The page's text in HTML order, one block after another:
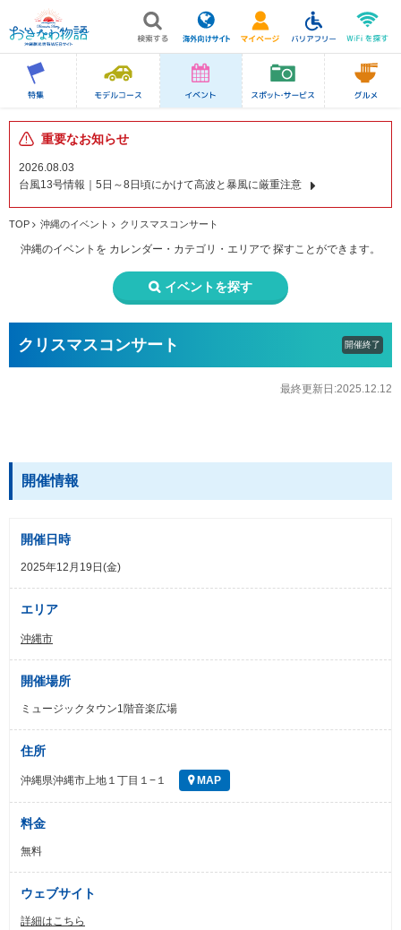
重要なお知らせ
2026.08.03
台風13号情報｜5日～8日頃にかけて高波と暴風に厳重注意
TOP 沖縄のイベント クリスマスコンサート
沖縄のイベントを カレンダー・カテゴリ・エリアで 探すことができます。
イベントを探す
クリスマスコンサート 開催終了
最終更新日:2025.12.12
開催情報
開催日時
2025年12月19日(金)
エリア
沖縄市
開催場所
ミュージックタウン1階音楽広場
住所
沖縄県沖縄市上地１丁目１−１ MAP
料金
無料
ウェブサイト
詳細はこちら